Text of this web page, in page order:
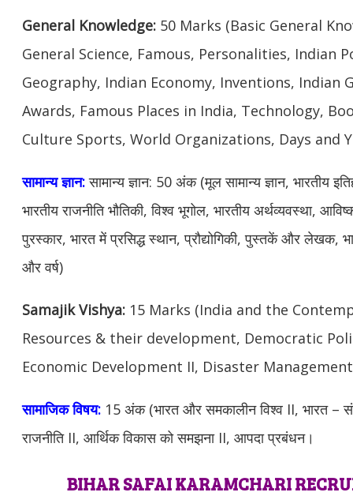
General Knowledge: 50 Marks (Basic General
General Science, Famous, Personalities, Indian
Geography, Indian Economy, Inventions, Indian
Awards, Famous Places in India, Technology,
Culture Sports, World Organizations, Days and
सामान्य ज्ञान:सामान्य ज्ञान: 50 अंक (मूल सामान्य ज्ञान, भारतीय
भारतीय राजनीति भौतिकी, विश्व भूगोल, भारतीय अर्थव्यवस्था,
पुरस्कार, भारत में प्रसिद्ध स्थान, प्रौद्योगिकी, पुस्तकें और लेखक,
और वर्ष)
Samajik Vishya: 15 Marks (India and the
Resources & their development, Democratic
Economic Development II, Disaster
सामाजिक विषय: 15 अंक (भारत और समकालीन विश्व II, भारत –
राजनीति II, आर्थिक विकास को समझना II, आपदा प्रबंधन।
BIHAR SAFAI KARAMCHARI